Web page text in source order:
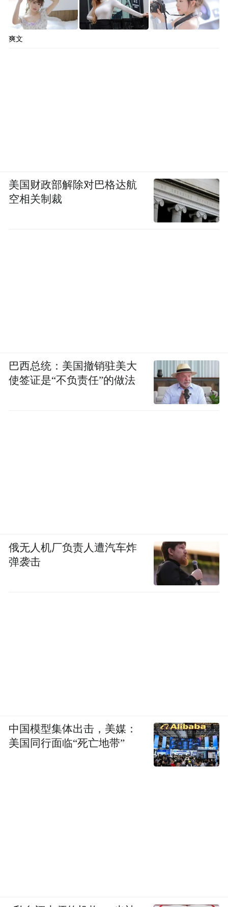
爽文
美国财政部解除对巴格达航
空相关制裁
巴西总统：美国撤销驻美大
使签证是“不负责任”的做法
俄无人机厂负责人遭汽车炸
弹袭击
中国模型集体出击，美媒：
美国同行面临“死亡地带”